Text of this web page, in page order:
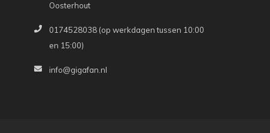
Oosterhout
0174528038 (op werkdagen tussen 10:00
en 15:00)
info@gigafan.nl